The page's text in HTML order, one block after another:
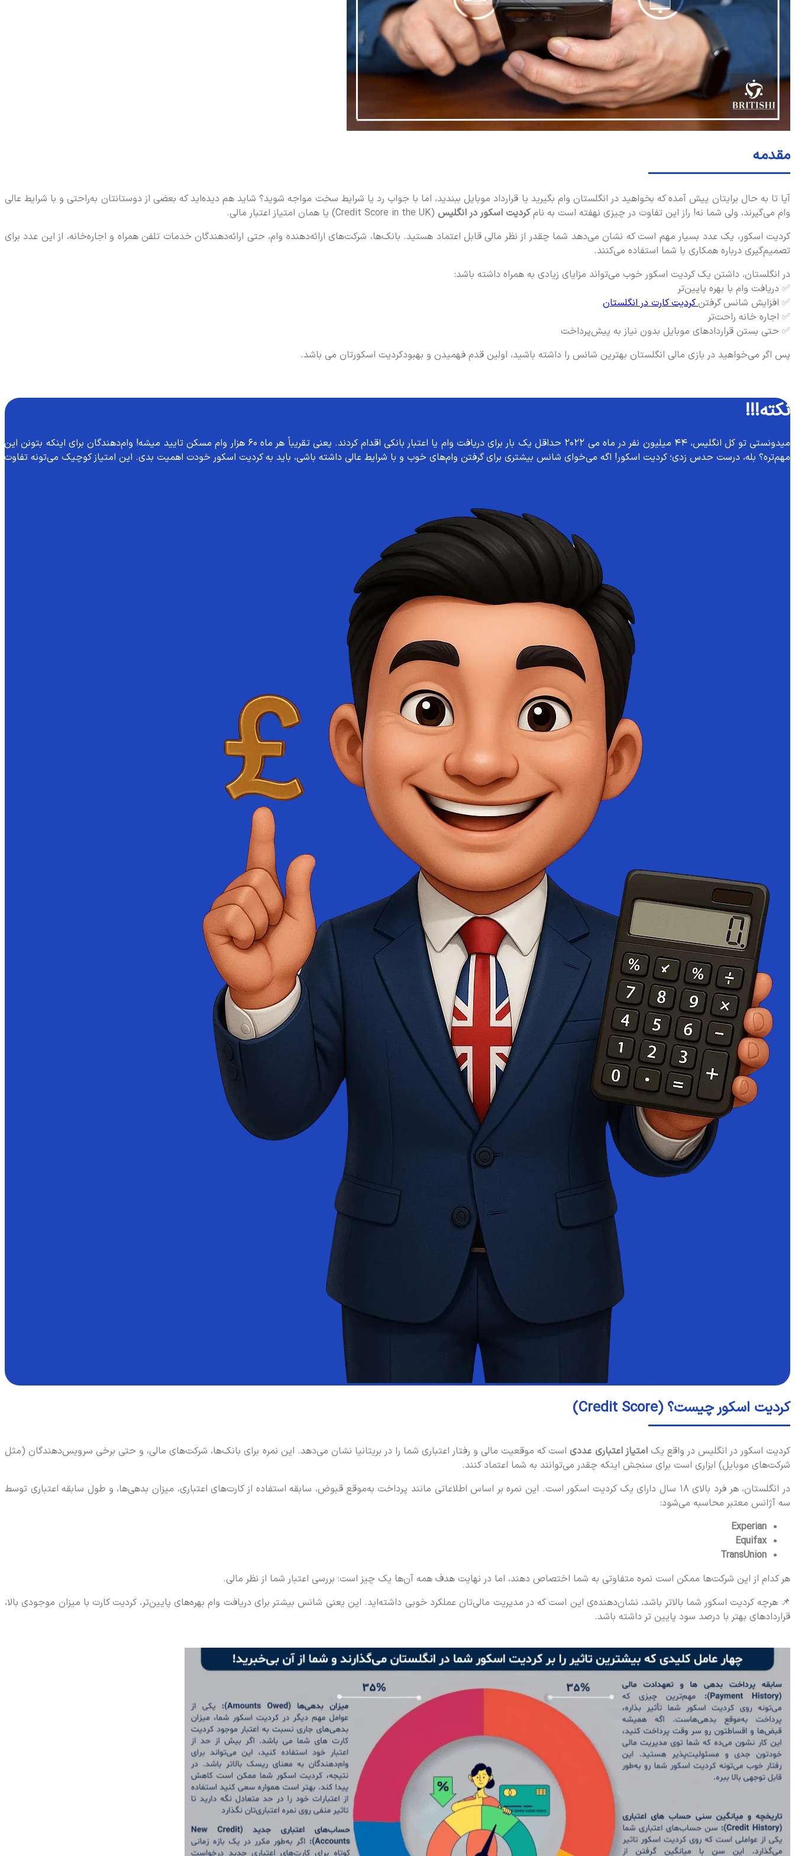
مقدمه
آیا تا به حال برایتان پیش آمده که بخواهید در انگلستان وام بگیرید یا قرارداد موبایل ببندید، اما با جواب رد یا شرایط سخت مواجه شوید؟ شاید هم دیده‌اید که بعضی از دوستانتان به‌راحتی و با شرایط عالی
وام می‌گیرند، ولی شما نه! راز این تفاوت در چیزی نهفته است به نامکردیت اسکور در انگلیس (Credit Score in the UK) یا همان امتیاز اعتبار مالی.
کردیت اسکور، یک عدد بسیار مهم است که نشان می‌دهد شما چقدر از نظر مالی قابل اعتماد هستید. بانک‌ها، شرکت‌های ارائه‌دهنده وام، حتی ارائه‌دهندگان خدمات تلفن همراه و اجاره‌خانه، از این عدد برای
تصمیم‌گیری درباره همکاری با شما استفاده می‌کنند.
در انگلستان، داشتن یک کردیت اسکور خوب می‌تواند مزایای زیادی به همراه داشته باشد:
✅ دریافت وام با بهره پایین‌تر
✅ افزایش شانس گرفتنکردیت کارت در انگلستان
✅ اجاره خانه راحت‌تر
✅ حتی بستن قراردادهای موبایل بدون نیاز به پیش‌پرداخت
پس اگر می‌خواهید در بازی مالی انگلستان بهترین شانس را داشته باشید، اولین قدم فهمیدن و بهبودکردیت اسکورتان می باشد.
نکته!!!
مهم‌تره؟ بله، درست حدس زدی؛ کردیت اسکور! اگه می‌خوای شانس بیشتری برای گرفتن وام‌های خوب و با شرایط عالی داشته باشی، باید به کردیت اسکور خودت اهمیت بدی. این امتیاز کوچیک می‌تونه تفاوت
کردیت اسکور چیست؟ (Credit Score)
کردیت اسکور در انگلیس در واقع یکامتیاز اعتباری عددیاست که موقعیت مالی و رفتار اعتباری شما را در بریتانیا نشان می‌دهد. این نمره برای بانک‌ها، شرکت‌های مالی، و حتی برخی سرویس‌دهندگان (مثل
شرکت‌های موبایل) ابزاری است برای سنجش اینکه چقدر می‌توانند به شما اعتماد کنند.
در انگلستان، هر فرد بالای ۱۸ سال دارای یک کردیت اسکور است. این نمره بر اساس اطلاعاتی مانند پرداخت به‌موقع قبوض، سابقه استفاده از کارت‌های اعتباری، میزان بدهی‌ها، و طول سابقه اعتباری توسط
سه آژانس معتبر محاسبه می‌شود:
Experian
Equifax
TransUnion
هر کدام از این شرکت‌ها ممکن است نمره متفاوتی به شما اختصاص دهند، اما در نهایت هدف همه آن‌ها یک چیز است: بررسی اعتبار شما از نظر مالی.
📌 هرچه کردیت اسکور شما بالاتر باشد، نشان‌دهنده‌ی این است که در مدیریت مالی‌تان عملکرد خوبی داشته‌اید. این یعنی شانس بیشتر برای دریافت وام بهره‌های پایین‌تر، کردیت کارت با میزان موجودی بالا،
قراردادهای بهتر با درصد سود پایین تر داشته باشد.